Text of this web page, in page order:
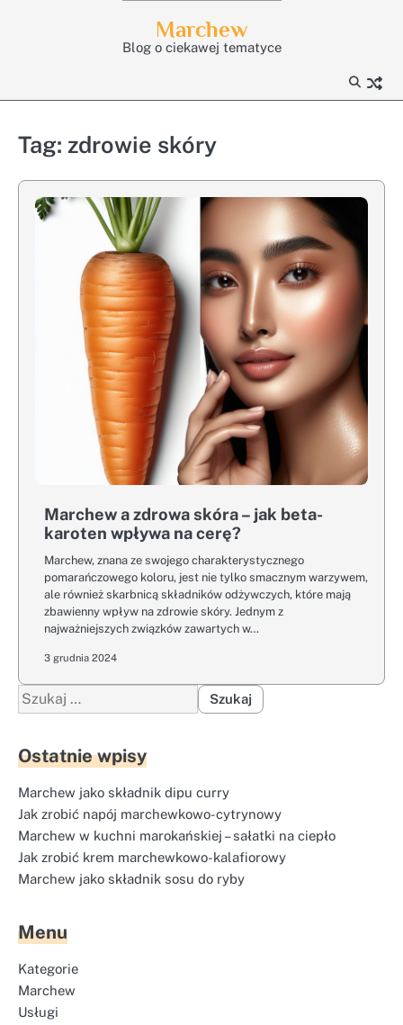
Marchew
Blog o ciekawej tematyce
Tag: zdrowie skóry
Marchew a zdrowa skóra – jak beta-
karoten wpływa na cerę?
Marchew, znana ze swojego charakterystycznego
pomarańczowego koloru, jest nie tylko smacznym warzywem,
ale również skarbnicą składników odżywczych, które mają
zbawienny wpływ na zdrowie skóry. Jednym z
najważniejszych związków zawartych w…
3 grudnia 2024
Szukaj:
Ostatnie wpisy
Marchew jako składnik dipu curry
Jak zrobić napój marchewkowo-cytrynowy
Marchew w kuchni marokańskiej – sałatki na ciepło
Jak zrobić krem marchewkowo-kalafiorowy
Marchew jako składnik sosu do ryby
Menu
Kategorie
Marchew
Usługi